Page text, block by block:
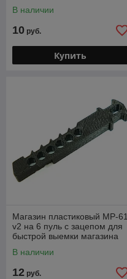
В наличии
10 руб.
Купить
Магазин пластиковый МР-61
v2 на 6 пуль с зацепом для
быстрой выемки магазина
В наличии
12 руб.